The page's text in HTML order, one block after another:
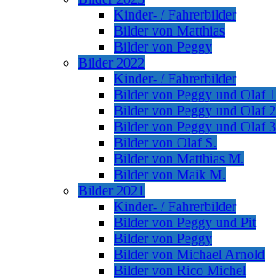
Kinder- / Fahrerbilder
Bilder von Matthias
Bilder von Peggy
Bilder 2022
Kinder- / Fahrerbilder
Bilder von Peggy und Olaf 1
Bilder von Peggy und Olaf 2
Bilder von Peggy und Olaf 3
Bilder von Olaf S.
Bilder von Matthias M.
Bilder von Maik M.
Bilder 2021
Kinder- / Fahrerbilder
Bilder von Peggy und Pit
Bilder von Peggy
Bilder von Michael Arnold
Bilder von Rico Michel